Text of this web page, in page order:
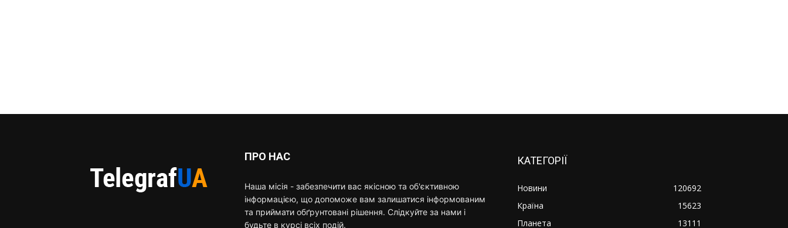
ПРО НАС
Наша місія - забезпечити вас якісною та об'єктивною
інформацією, що допоможе вам залишатися інформованим
та приймати обґрунтовані рішення. Слідкуйте за нами і
будьте в курсі всіх подій.
КАТЕГОРІЇ
Новини
120692
Країна
15623
Планета
13111